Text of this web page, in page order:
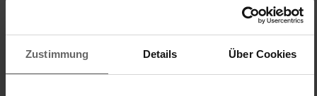
Zustimmung Details Über Cookies